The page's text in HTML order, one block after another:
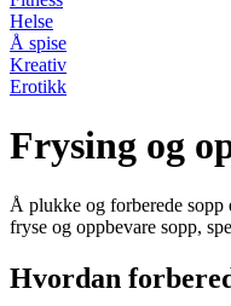
Helse
Å spise
Kreativ
Erotikk
Frysing og
Å plukke og forberede sopp
fryse og oppbevare sopp,
Hvordan